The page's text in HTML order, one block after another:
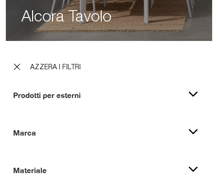
AZZERA I FILTRI
Prodotti per esterni
Marca
Materiale
Alcora Tavolo